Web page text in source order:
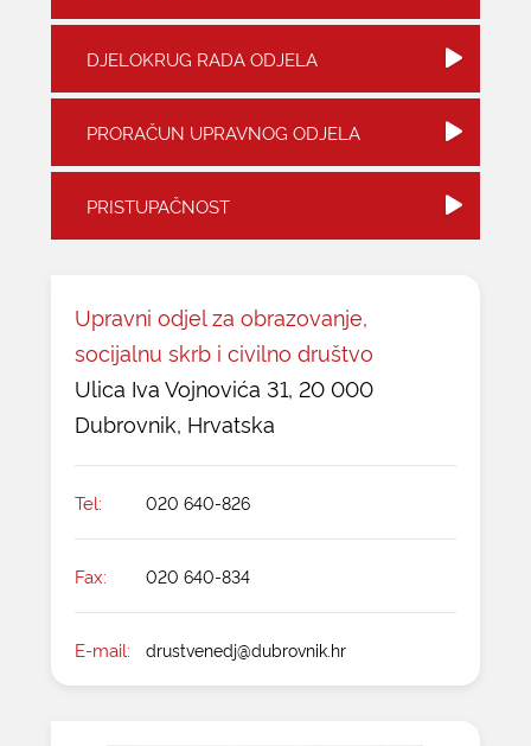
KONTAKTI
DJELOKRUG RADA ODJELA
PRORAČUN UPRAVNOG ODJELA
PRISTUPAČNOST
Upravni odjel za obrazovanje,
socijalnu skrb i civilno društvo
Ulica Iva Vojnovića 31, 20 000
Dubrovnik, Hrvatska
Tel: 020 640-826
Fax: 020 640-834
E-mail: drustvenedj@dubrovnik.hr